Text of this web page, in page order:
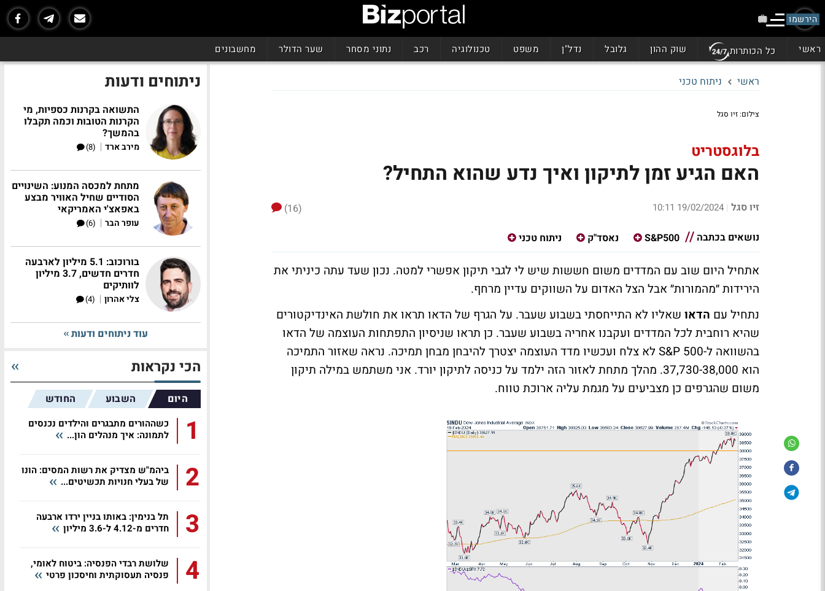
הירשמו
ראשי כל הכותרות שוק ההון גלובל נדל"ן משפט טכנולוגיה רכב נתוני מסחר שער הדולר מחשבונים
ראשי ניתוח טכני
צילום: זיו סגל
בלוגסטריט
האם הגיע זמן לתיקון ואיך נדע שהוא התחיל?
זיו סגל |
19/02/2024 10:11
(16)
נושאים בכתבה
S&P500 נאסד"ק ניתוח טכני
אתחיל היום שוב עם המדדים משום חששות שיש לי לגבי תיקון אפשרי למטה. נכון שעד עתה כיניתי את
הירידות ״מהמורות״ אבל הצל האדום על השווקים עדיין מרחף.
נתחיל עם הדאו שאליו לא התייחסתי בשבוע שעבר. על הגרף של הדאו תראו את חולשת האינדיקטורים
שהיא רוחבית לכל המדדים ועקבנו אחריה בשבוע שעבר. כן תראו שניסיון התפתחות העוצמה של הדאו
בהשוואה ל-S&P 500 לא צלח ועכשיו מדד העוצמה יצטרך להיבחן מבחן תמיכה. נראה שאזור התמיכה
הוא 37,730-38,000. מהלך מתחת לאזור הזה ילמד על כניסה לתיקון יורד. אני משתמש במילה תיקון
משום שהגרפים כן מצביעים על מגמת עליה ארוכת טווח.
ניתוחים ודעות
התשואה בקרנות כספיות, מי
הקרנות הטובות וכמה תקבלו
בהמשך?
מירב ארד |
(8)
מתחת למכסה המנוע: השינויים
הסודיים שחיל האוויר מבצע
באפאצ'י האמריקאי
עופר הבר |
(6)
בורוכוב: 5.1 מיליון לארבעה
חדרים חדשים, 3.7 מיליון
לוותיקים
צלי אהרון |
(4)
עוד ניתוחים ודעות
הכי נקראות
היום השבוע החודש
1
כשההורים מתבגרים והילדים נכנסים
לתמונה: איך מנהלים הון...
2
ביהמ"ש מצדיק את רשות המסים: הונו
של בעלי חנויות תכשיטים...
3
תל בנימין: באותו בניין ירדו ארבעה
חדרים מ-4.12 ל-3.6 מיליון
4
שלושת רבדי הפנסיה: ביטוח לאומי,
פנסיה תעסוקתית וחיסכון פרטי